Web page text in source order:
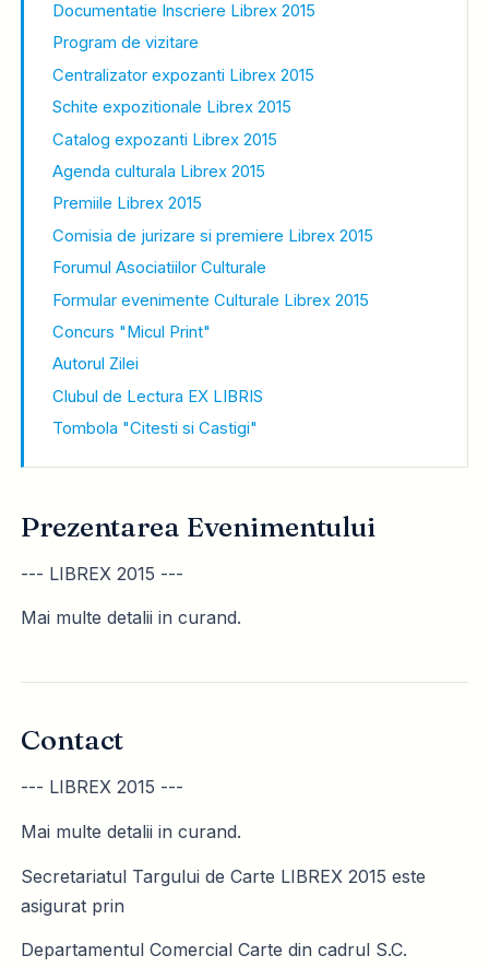
Documentatie Inscriere Librex 2015
Program de vizitare
Centralizator expozanti Librex 2015
Schite expozitionale Librex 2015
Catalog expozanti Librex 2015
Agenda culturala Librex 2015
Premiile Librex 2015
Comisia de jurizare si premiere Librex 2015
Forumul Asociatiilor Culturale
Formular evenimente Culturale Librex 2015
Concurs "Micul Print"
Autorul Zilei
Clubul de Lectura EX LIBRIS
Tombola "Citesti si Castigi"
Prezentarea Evenimentului
--- LIBREX 2015 ---
Mai multe detalii in curand.
Contact
--- LIBREX 2015 ---
Mai multe detalii in curand.
Secretariatul Targului de Carte LIBREX 2015 este
asigurat prin
Departamentul Comercial Carte din cadrul S.C.